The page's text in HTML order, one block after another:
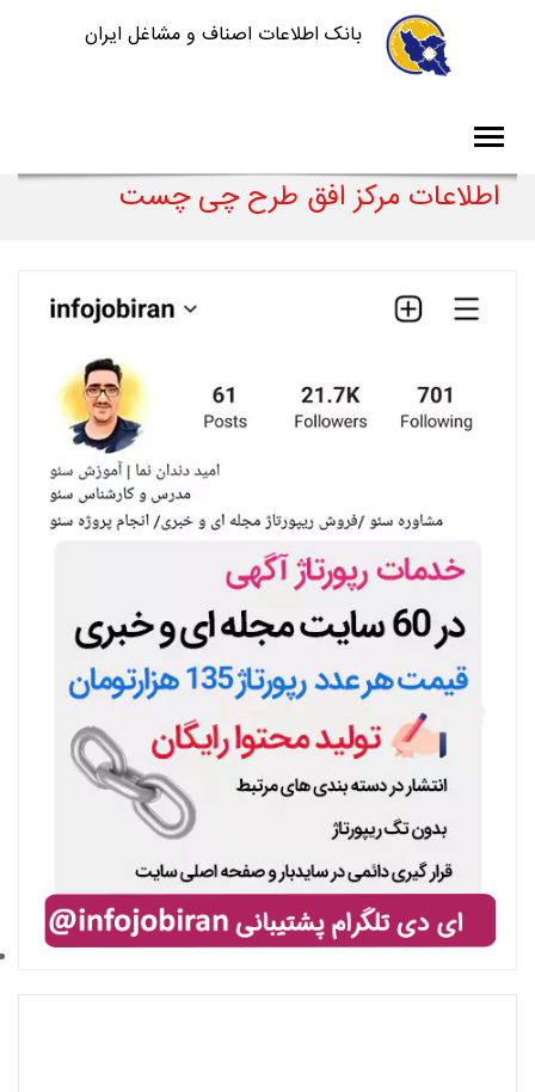
بانک اطلاعات اصناف و مشاغل ایران
اطلاعات مرکز افق طرح چی چست